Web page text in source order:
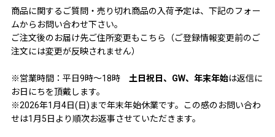
商品に関するご質問・売り切れ商品の入荷予定は、下記のフォー
ムからお問い合わせ下さい。
ご注文後のお届け先ご住所変更もこちら（ご登録情報変更前のご
注文には変更が反映されません）
※営業時間：平日9時〜18時 土日祝日、GW、年末年始は返信に
お日にちを頂戴します。
※2026年1月4日(日)まで年末年始休業です。この感のお問い合わ
せは1月5日より順次お返事させていただきます。